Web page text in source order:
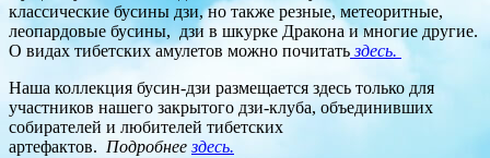
классические бусины дзи, но также резные, метеоритные,
леопардовые бусины, дзи в шкурке Дракона и многие другие.
О видах тибетских амулетов можно почитатьздесь.
Наша коллекция бусин-дзи размещается здесь только для
участников нашего закрытого дзи-клуба, объединивших
собирателей и любителей тибетских
артефактов. Подробнеездесь.